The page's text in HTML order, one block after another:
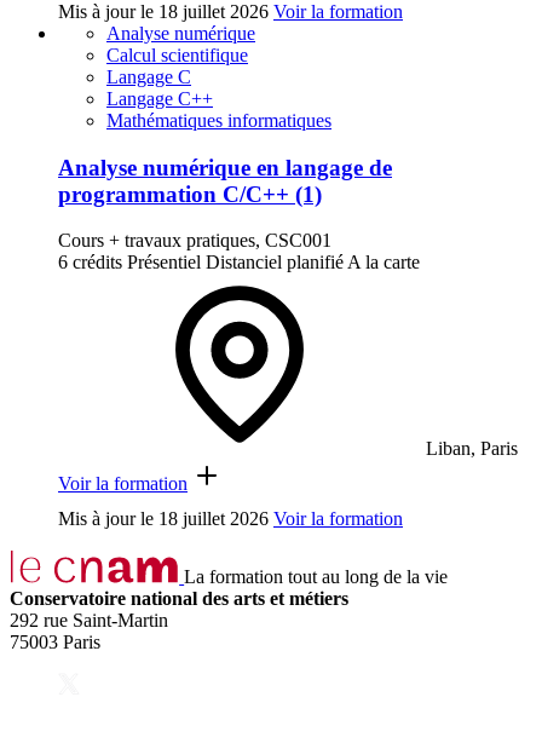
Mis à jour le 18 juillet 2026 Voir la formation
Analyse numérique
Calcul scientifique
Langage C
Langage C++
Mathématiques informatiques
Analyse numérique en langage de
programmation C/C++ (1)
Cours + travaux pratiques, CSC001
6 crédits Présentiel Distanciel planifiéA la carte
Liban, Paris
Voir la formation
Mis à jour le 18 juillet 2026 Voir la formation
La formation tout au long de la vie
Conservatoire national des arts et métiers
292 rue Saint-Martin
75003 Paris